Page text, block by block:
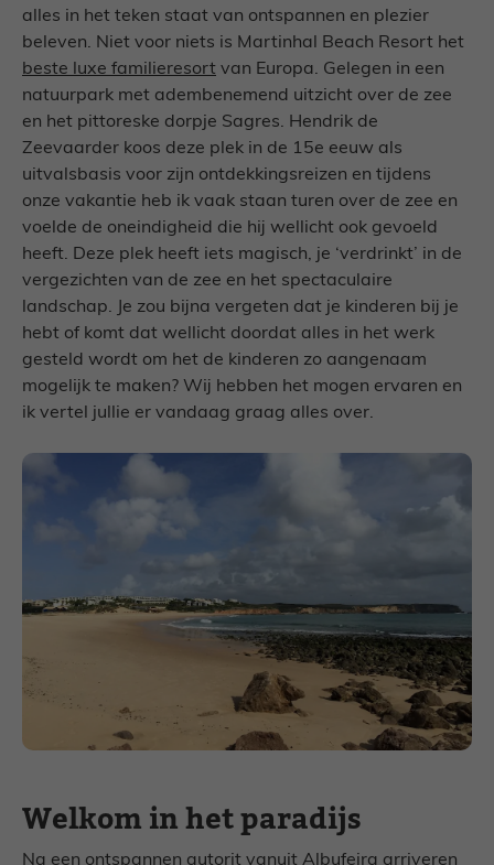
alles in het teken staat van ontspannen en plezier
beleven. Niet voor niets is Martinhal Beach Resort het
beste luxe familieresort van Europa. Gelegen in een
natuurpark met adembenemend uitzicht over de zee
en het pittoreske dorpje Sagres. Hendrik de
Zeevaarder koos deze plek in de 15e eeuw als
uitvalsbasis voor zijn ontdekkingsreizen en tijdens
onze vakantie heb ik vaak staan turen over de zee en
voelde de oneindigheid die hij wellicht ook gevoeld
heeft. Deze plek heeft iets magisch, je ‘verdrinkt’ in de
vergezichten van de zee en het spectaculaire
landschap. Je zou bijna vergeten dat je kinderen bij je
hebt of komt dat wellicht doordat alles in het werk
gesteld wordt om het de kinderen zo aangenaam
mogelijk te maken? Wij hebben het mogen ervaren en
ik vertel jullie er vandaag graag alles over.
Welkom in het paradijs
Na een ontspannen autorit vanuit Albufeira arriveren